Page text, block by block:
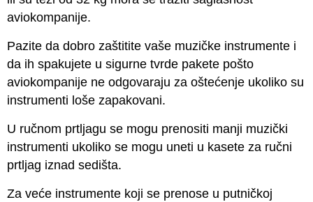
aviokompanije.
Pazite da dobro zaštitite vaše muzičke instrumente i
da ih spakujete u sigurne tvrde pakete pošto
aviokompanije ne odgovaraju za oštećenje ukoliko su
instrumenti loše zapakovani.
U ručnom prtljagu se mogu prenositi manji muzički
instrumenti ukoliko se mogu uneti u kasete za ručni
prtljag iznad sedišta.
Za veće instrumente koji se prenose u putničkoj